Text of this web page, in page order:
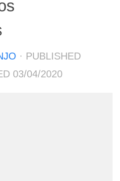
· PUBLISHED
03/04/2020